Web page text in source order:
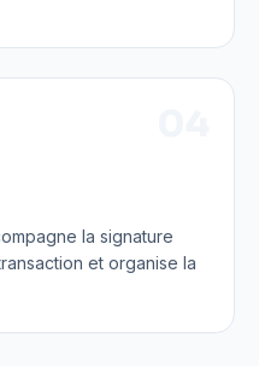
la signature
et organise la